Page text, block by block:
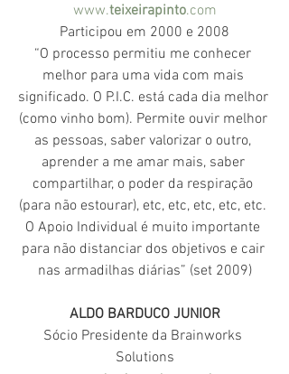
www.teixeirapinto.com
Participou em 2000 e 2008
“O processo permitiu me conhecer
melhor para uma vida com mais
significado. O P.I.C. está cada dia melhor
(como vinho bom). Permite ouvir melhor
as pessoas, saber valorizar o outro,
aprender a me amar mais, saber
compartilhar, o poder da respiração
(para não estourar), etc, etc, etc, etc, etc.
O Apoio Individual é muito importante
para não distanciar dos objetivos e cair
nas armadilhas diárias” (set 2009)
ALDO BARDUCO JUNIOR
Sócio Presidente da Brainworks
Solutions